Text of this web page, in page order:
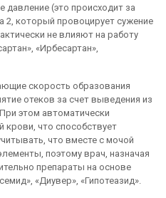
давление (это происходит за
2, который провоцирует сужение
не влияют на работу
«Ирбесартан»,
скорость образования
отеков за счет выведения из
этом автоматически
крови, что способствует
что вместе с мочой
поэтому врач, назначая
препараты на основе
«Диувер», «Гипотеазид».